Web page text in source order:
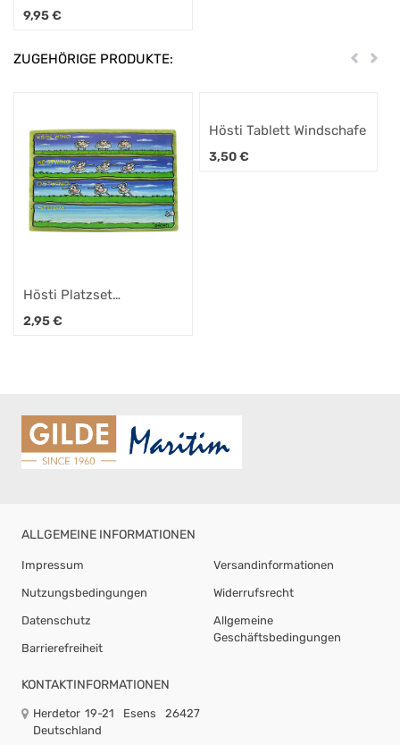
Windschafe
9,95€
ZUGEHÖRIGE PRODUKTE: Zurück
Hösti Platzset
Windschafe ca. 44x30cm
2,95€
Hösti Tablett Windschafe
3,50€
ALLGEMEINE INFORMATIONEN
Impressum
Nutzungsbedingungen
Datenschutz
Barrierefreiheit
Versandinformationen
Widerrufsrecht
Allgemeine
Geschäftsbedingungen
KONTAKTINFORMATIONEN
Herdetor 19-21 Esens
26427
Deutschland